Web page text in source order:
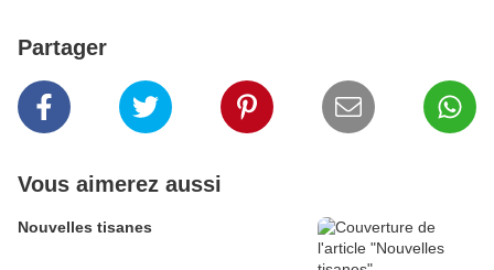
Partager
Vous aimerez aussi
Nouvelles tisanes